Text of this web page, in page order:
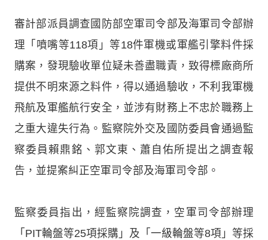
審計部派員調查國防部空軍司令部及海軍司令部辦
理「噴嘴等118項」等18件軍機或軍艦引擎料件採
購案，發現驗收單位疑未善盡職責，致得標廠商所
提供不明來源之料件，得以通過驗收，不利我軍機
飛航及軍艦航行安全，並涉有財務上不忠於職務上
之重大違失行為。監察院外交及國防委員會通過監
察委員賴鼎銘、郭文東、蕭自佑所提出之調查報
告，並提案糾正空軍司令部及海軍司令部。
監察委員指出，經監察院調查，空軍司令部辦理
「PIT輪盤等25項採購」及「一級輪盤等8項」等採